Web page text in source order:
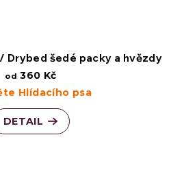
šedé packy a hvězdy
od 360 Kč
Hlídacího psa
DETAIL